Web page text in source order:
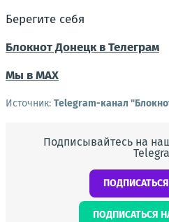
Берегите себя
Блокнот Донецк в Телеграм
Мы в МАХ
Источник: Telegram-канал
Подписывайтесь на
ПОДПИСАТЬСЯ НА